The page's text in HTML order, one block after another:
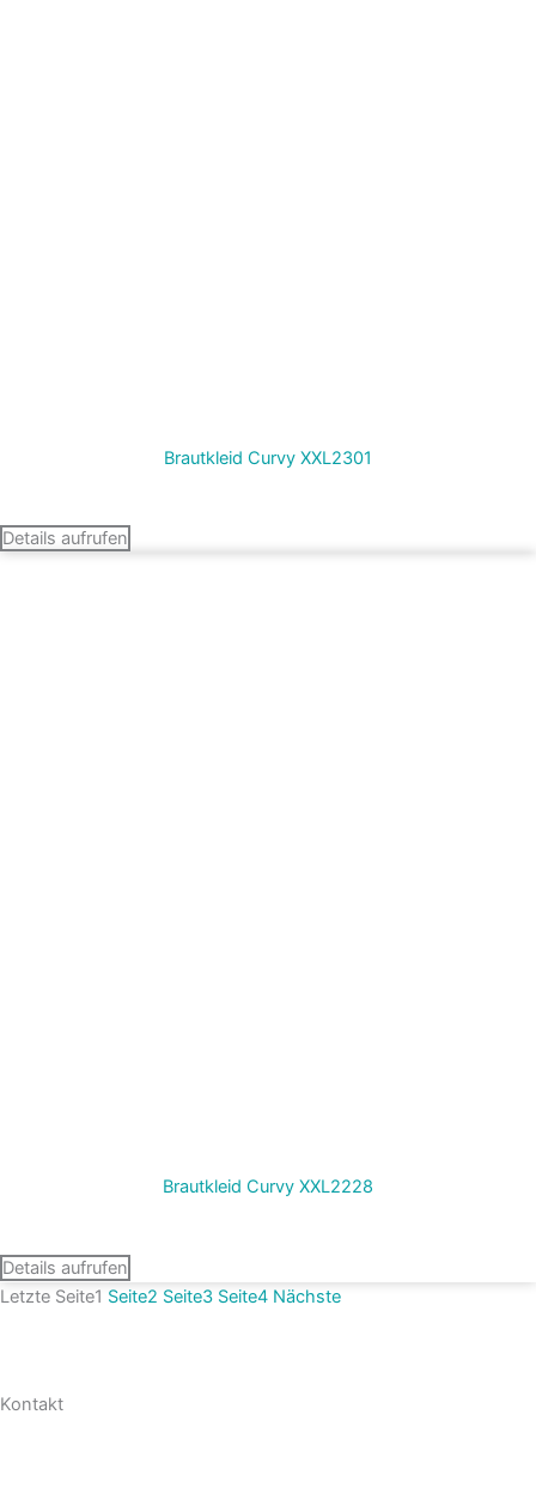
Brautkleid Curvy XXL2301
Details aufrufen
Brautkleid Curvy XXL2228
Details aufrufen
Letzte Seite1 Seite2 Seite3 Seite4 Nächste
Kontakt